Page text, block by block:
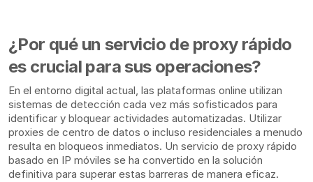
¿Por qué un servicio de proxy rápido
es crucial para sus operaciones?
En el entorno digital actual, las plataformas online utilizan
sistemas de detección cada vez más sofisticados para
identificar y bloquear actividades automatizadas. Utilizar
proxies de centro de datos o incluso residenciales a menudo
resulta en bloqueos inmediatos. Un servicio de proxy rápido
basado en IP móviles se ha convertido en la solución
definitiva para superar estas barreras de manera eficaz.